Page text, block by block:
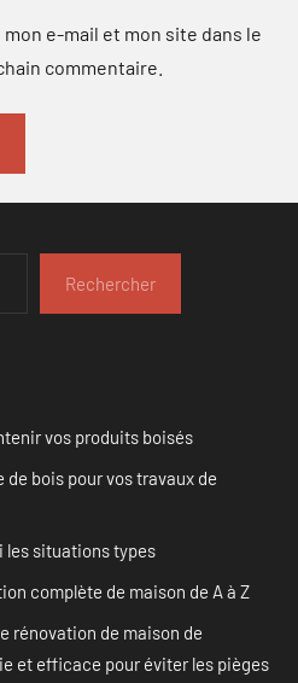
e-mail et mon site dans le
commentaire.
Rechercher
vos produits boisés
bois pour vos travaux de
les situations types
complète de maison de A à Z
rénovation de maison de
et efficace pour éviter les pièges